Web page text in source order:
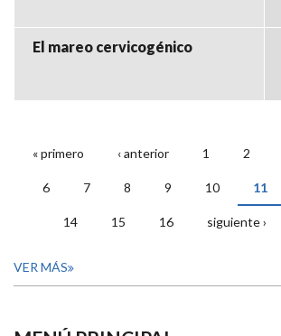
El mareo cervicogénico
PÁGINAS
« primero ‹ anterior 1 2
6 7 8 9 10 11
14 15 16 siguiente ›
VER MÁS